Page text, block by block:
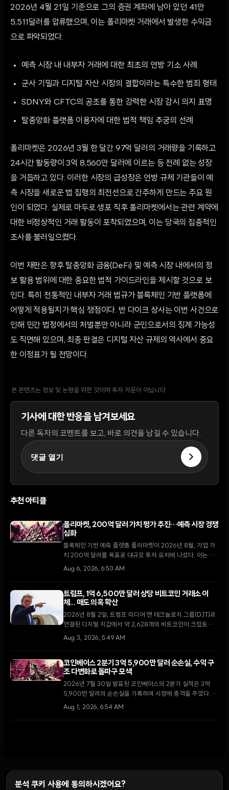
2026년 4월 21일 기준으로 그의 증권 계좌에 남아 있던 41만
5,511달러를 압류했으며, 이는 폴리마켓 거래에서 발생한 수익금
으로 파악되었다.
예측 시장 내 내부자 거래에 대한 최초의 연방 기소 사례
군사 기밀과 디지털 자산 시장의 결합이라는 특수한 범죄 형태
SDNY와 CFTC의 공조를 통한 강력한 시장 감시 의지 표명
탈중앙화 플랫폼 이용자에 대한 법적 책임 추궁의 선례
폴리마켓은 2026년 3월 한 달간 97억 달러의 거래량을 기록하고
24시간 활동량이 3억 8,560만 달러에 이르는 등 전례 없는 성장
을 거듭하고 있다. 이러한 시장의 급성장은 연방 규제 기관들이 예
측 시장을 새로운 법 집행의 최전선으로 간주하게 만드는 주요 원
인이 되었다. 실제로 마두로 생포 직후 폴리마켓에서는 관련 계약에
대한 비정상적인 거래 활동이 포착되었으며, 이는 당국의 집중적인
조사를 불러일으켰다.
이번 재판은 향후 탈중앙화 금융(DeFi) 및 예측 시장 내에서의 정
보 활용 범위에 대한 중요한 법적 가이드라인을 제시할 것으로 보
인다. 특히 전통적인 내부자 거래 법규가 블록체인 기반 플랫폼에
어떻게 적용될지가 핵심 쟁점이다. 반 다이크 상사는 이번 사건으로
인해 민간 법정에서의 처벌뿐만 아니라 군인으로서의 징계 가능성
도 직면해 있으며, 최종 판결은 디지털 자산 규제의 역사에서 중요
한 이정표가 될 전망이다.
본 콘텐츠는 정보 및 논평을 위한 것이며 투자 자문이 아닙니다.
기사에 대한 반응을 남겨보세요
다른 독자의 코멘트를 보고, 바로 의견을 남길 수 있습니다.
댓글 열기
추천 아티클
폴리마켓, 200억 달러 가치 평가 추진…예측 시장 경쟁
심화
블록체인 기반 예측 플랫폼 폴리마켓이 2026년 8월, 기업 가
치 200억 달러를 목표로 대규모 투자 유치에 나섰다. 이는 지
난 4월 비공개로 진행된 150억 달러 규모의 펀딩 이후 불과 4
Aug 6, 2026, 6:50 AM
트럼프, 1억 6,500만 달러 상당 비트코인 거래소 이
체... 매도 의혹 확산
2026년 8월 2일, 트럼프 미디어 앤 테크놀로지 그룹(DJT)과
연결된 디지털 지갑에서 약 2,628개의 비트코인이 크립토닷컴
거래소로 이동했다. 막대한 운영 손실을 기록 중인 가운데 이번
Aug 3, 2026, 5:49 AM
코인베이스 2분기 3억 5,900만 달러 순손실, 수익 구
조 다변화로 돌파구 모색
2026년 7월 30일 발표된 코인베이스의 2분기 실적은 3억
5,900만 달러의 순손실을 기록하며 시장에 충격을 주었다. 그
러나 거래 수수료 의존도를 낮추고 구독 및 서비스 매출 비중을
Aug 1, 2026, 6:54 AM
분석 쿠키 사용에 동의하시겠어요?